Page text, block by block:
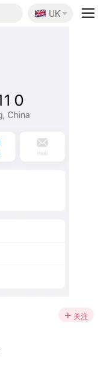
🇬🇧
UK
关注